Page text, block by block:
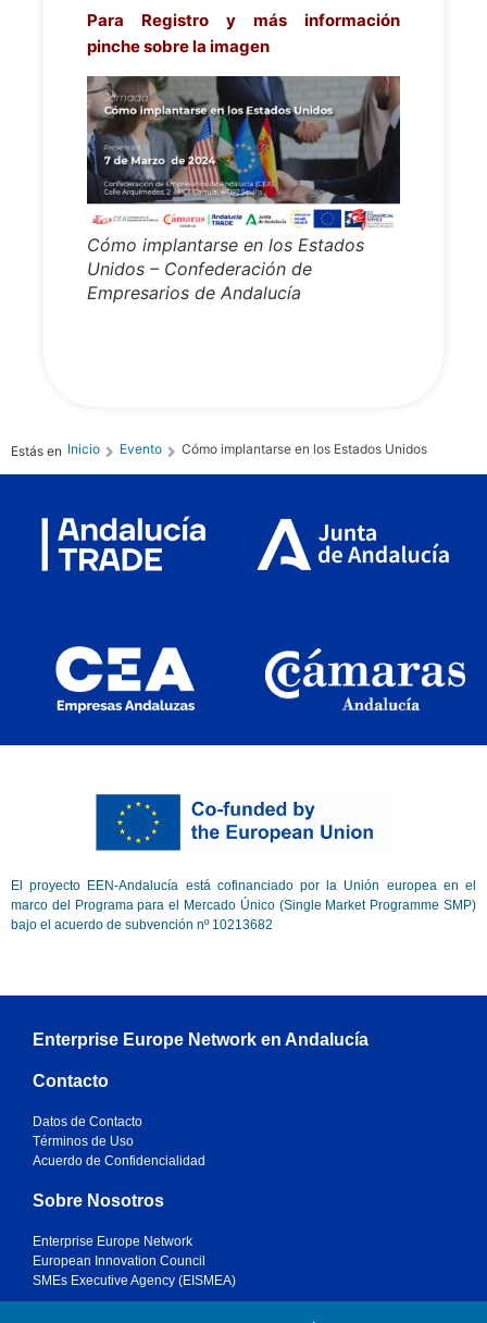
Para Registro y más información
pinche sobre la imagen
Cómo implantarse en los Estados
Unidos – Confederación de
Empresarios de Andalucía
Estás en Inicio Evento Cómo implantarse en los Estados Unidos
El proyecto EEN-Andalucía está cofinanciado por la Unión europea en el
marco del Programa para el Mercado Único (Single Market Programme SMP)
bajo el acuerdo de subvención nº 10213682
Enterprise Europe Network en Andalucía
Contacto
Datos de Contacto
Términos de Uso
Acuerdo de Confidencialidad
Sobre Nosotros
Enterprise Europe Network
European Innovation Council
SMEs Executive Agency (EISMEA)